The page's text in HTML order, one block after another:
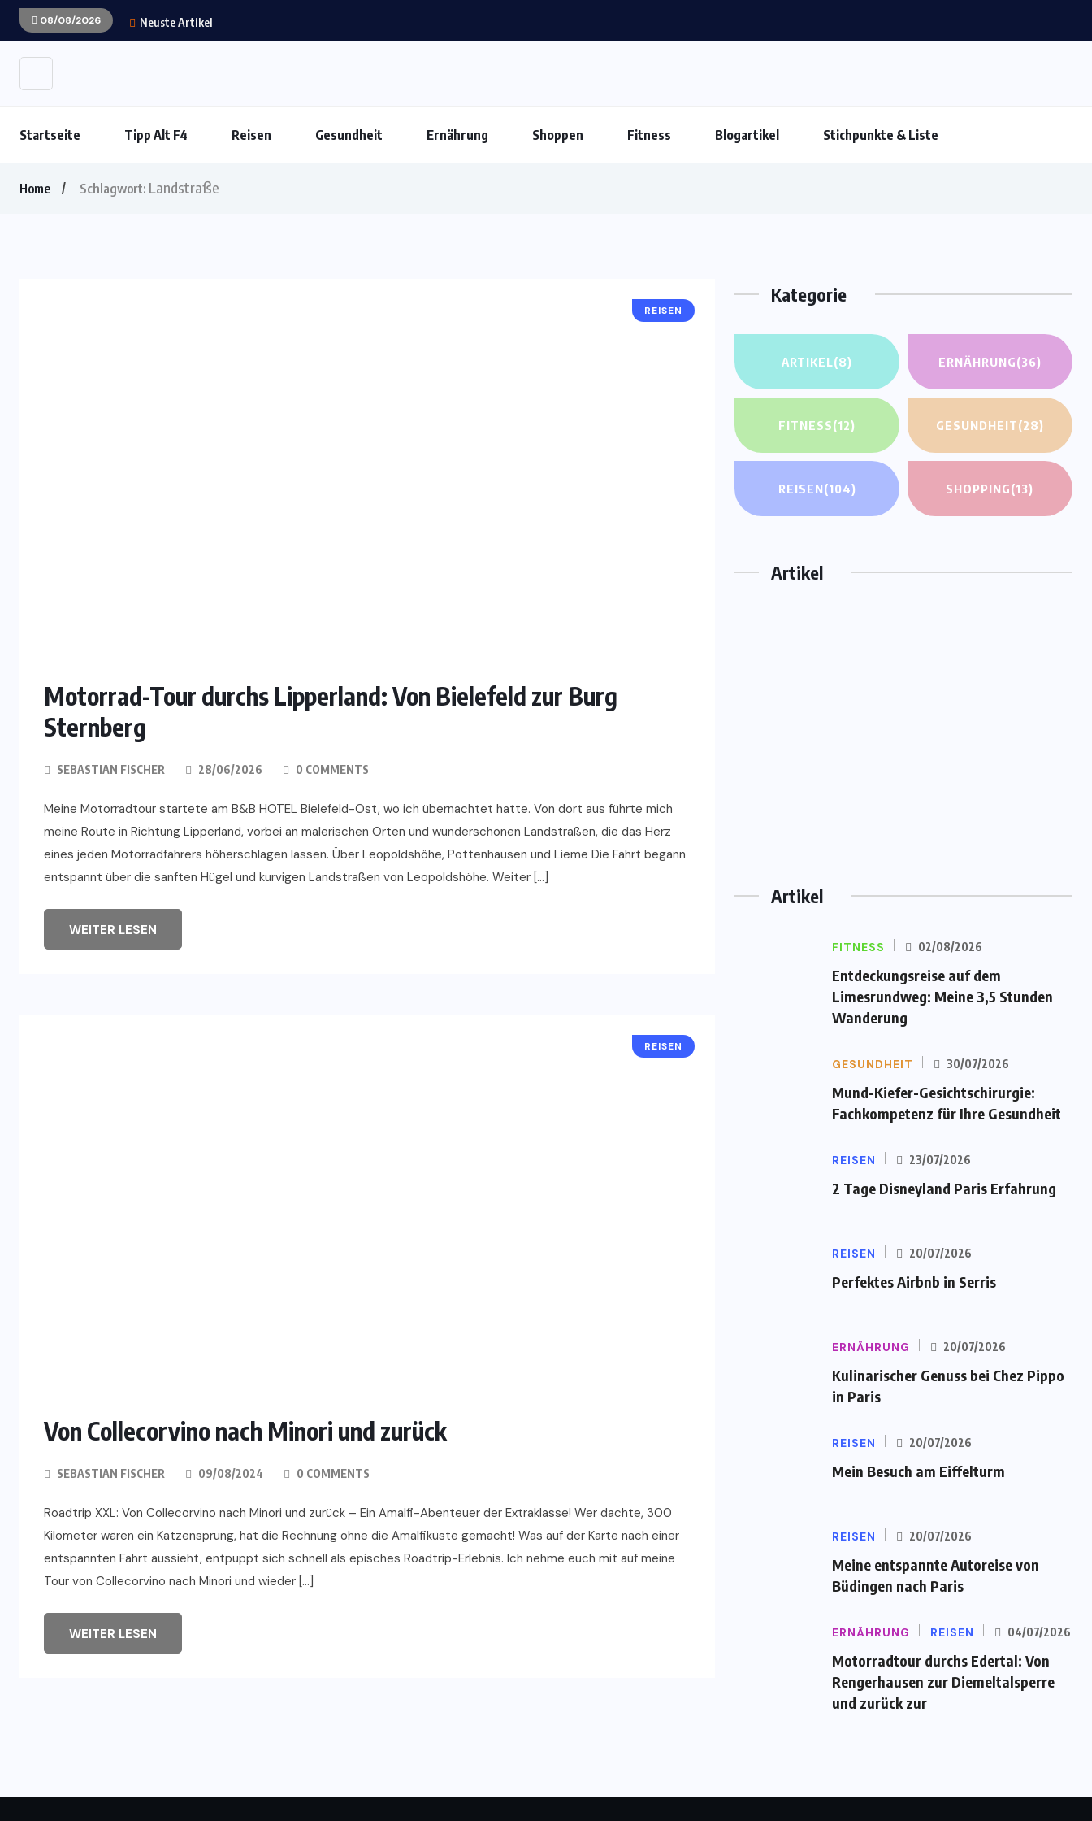
08/08/2026 Neuste Artikel
Startseite Tipp Alt F4 Reisen Gesundheit Ernährung Shoppen Fitness Blogartikel Stichpunkte & Liste
Home Schlagwort: Landstraße
REISEN
Motorrad-Tour durchs Lipperland: Von Bielefeld zur Burg
Sternberg
SEBASTIAN FISCHER 28/06/2026 0 COMMENTS
Meine Motorradtour startete am B&B HOTEL Bielefeld-Ost, wo ich übernachtet hatte. Von dort aus führte mich
meine Route in Richtung Lipperland, vorbei an malerischen Orten und wunderschönen Landstraßen, die das Herz
eines jeden Motorradfahrers höherschlagen lassen. Über Leopoldshöhe, Pottenhausen und Lieme Die Fahrt begann
entspannt über die sanften Hügel und kurvigen Landstraßen von Leopoldshöhe. Weiter […]
WEITER LESEN
REISEN
Von Collecorvino nach Minori und zurück
SEBASTIAN FISCHER 09/08/2024 0 COMMENTS
Roadtrip XXL: Von Collecorvino nach Minori und zurück – Ein Amalfi-Abenteuer der Extraklasse! Wer dachte, 300
Kilometer wären ein Katzensprung, hat die Rechnung ohne die Amalfiküste gemacht! Was auf der Karte nach einer
entspannten Fahrt aussieht, entpuppt sich schnell als episches Roadtrip-Erlebnis. Ich nehme euch mit auf meine
Tour von Collecorvino nach Minori und wieder […]
WEITER LESEN
Kategorie
ARTIKEL(8) ERNÄHRUNG(36)
FITNESS(12) GESUNDHEIT(28)
REISEN(104) SHOPPING(13)
Artikel
Artikel
FITNESS 02/08/2026
Entdeckungsreise auf dem
Limesrundweg: Meine 3,5 Stunden
Wanderung
GESUNDHEIT 30/07/2026
Mund-Kiefer-Gesichtschirurgie:
Fachkompetenz für Ihre Gesundheit
REISEN 23/07/2026
2 Tage Disneyland Paris Erfahrung
REISEN 20/07/2026
Perfektes Airbnb in Serris
ERNÄHRUNG 20/07/2026
Kulinarischer Genuss bei Chez Pippo
in Paris
REISEN 20/07/2026
Mein Besuch am Eiffelturm
REISEN 20/07/2026
Meine entspannte Autoreise von
Büdingen nach Paris
ERNÄHRUNG REISEN 04/07/2026
Motorradtour durchs Edertal: Von
Rengerhausen zur Diemeltalsperre
und zurück zur